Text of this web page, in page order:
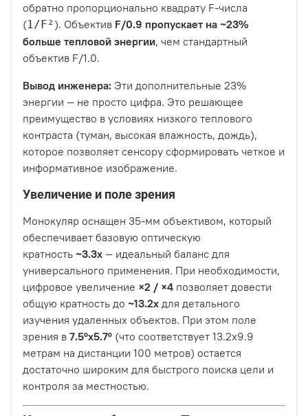
обратно пропорционально квадрату F-числа
(1/F² ). Объектив F/0.9 пропускает на ~23%
больше тепловой энергии, чем стандартный
объектив F/1.0.
Вывод инженера: Эти дополнительные 23%
энергии — не просто цифра. Это решающее
преимущество в условиях низкого теплового
контраста (туман, высокая влажность, дождь),
которое позволяет сенсору сформировать четкое и
информативное изображение.
Увеличение и поле зрения
Монокуляр оснащен 35-мм объективом, который
обеспечивает базовую оптическую
кратность ~3.3х — идеальный баланс для
универсального применения. При необходимости,
цифровое увеличение ×2 / ×4 позволяет довести
общую кратность до ~13.2х для детального
изучения удаленных объектов. При этом поле
зрения в 7.5°x5.7° (что соответствует 13.2x9.9
метрам на дистанции 100 метров) остается
достаточно широким для быстрого поиска цели и
контроля за местностью.